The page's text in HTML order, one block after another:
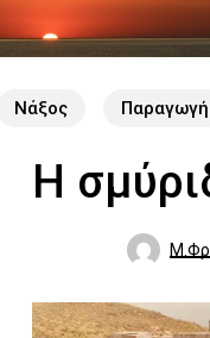
to
main
Νάξος Παραγωγή
Η